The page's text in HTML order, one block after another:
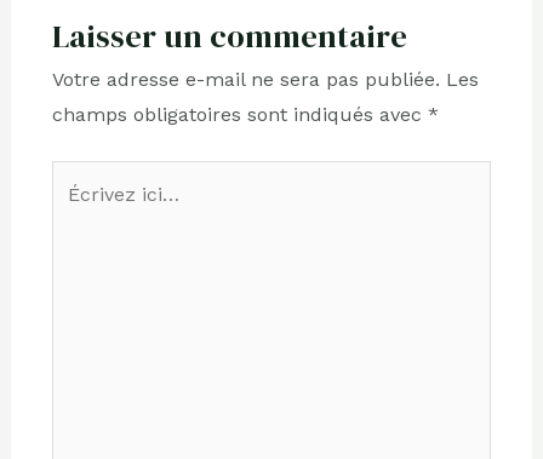
Laisser un commentaire
Votre adresse e-mail ne sera pas publiée. Les
champs obligatoires sont indiqués avec *